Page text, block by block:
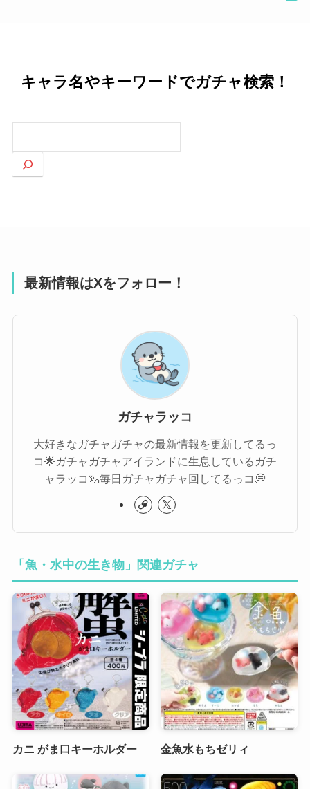
キャラ名やキーワードでガチャ検索！
索
最新情報はXをフォロー！
ガチャラッコ
大好きなガチャガチャの最新情報を更新してるっ
コ🌟ガチャガチャアイランドに生息しているガチ
ャラッコ🦦毎日ガチャガチャ回してるっコ💭
「魚・水中の生き物」関連ガチャ
カニ がま口キーホルダー 金魚水もちゼリィ